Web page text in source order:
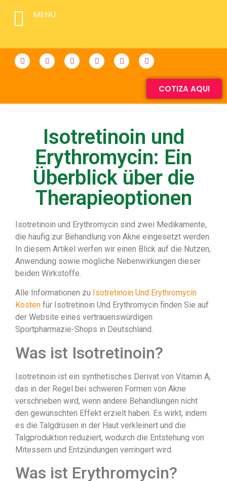
COTIZA AQUI
Isotretinoin und
Erythromycin: Ein
Überblick über die
Therapieoptionen
Isotretinoin und Erythromycin sind zwei Medikamente,
die häufig zur Behandlung von Akne eingesetzt werden.
In diesem Artikel werfen wir einen Blick auf die Nutzen,
Anwendung sowie mögliche Nebenwirkungen dieser
beiden Wirkstoffe.
Alle Informationen zu Isotretinoin Und Erythromycin
Kosten für Isotretinoin Und Erythromycin finden Sie auf
der Website eines vertrauenswürdigen
Sportpharmazie-Shops in Deutschland.
Was ist Isotretinoin?
Isotretinoin ist ein synthetisches Derivat von Vitamin A,
das in der Regel bei schweren Formen von Akne
verschrieben wird, wenn andere Behandlungen nicht
den gewünschten Effekt erzielt haben. Es wirkt, indem
es die Talgdrüsen in der Haut verkleinert und die
Talgproduktion reduziert, wodurch die Entstehung von
Mitessern und Entzündungen verringert wird.
Was ist Erythromycin?
MENU